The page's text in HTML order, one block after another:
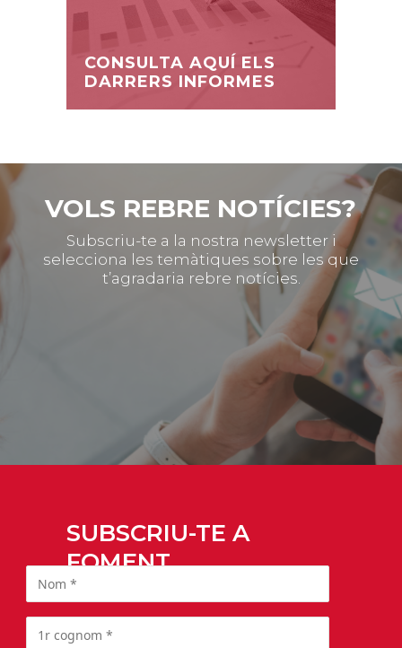
CONSULTA AQUÍ ELS
DARRERS INFORMES
VOLS REBRE NOTÍCIES?
Subscriu-te a la nostra newsletter i
selecciona les temàtiques sobre les que
t’agradaria rebre notícies.
SUBSCRIU-TE A
FOMENT